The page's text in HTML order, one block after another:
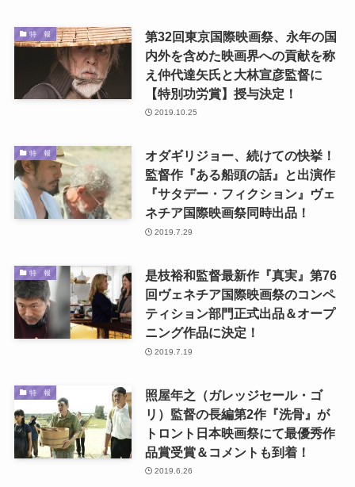
特 報
第32回東京国際映画祭、永年の国
内外を含めた映画界への貢献を称
え仲代達矢氏と大林宣彦監督に
【特別功労賞】授与決定！
2019.10.25
特 報
オダギリジョー、続けての快挙！
監督作『ある船頭の話』と出演作
『サタデー・フィクション』ヴェ
ネチア国際映画祭同時出品！
2019.7.29
特 報
是枝裕和監督最新作『真実』第76
回ヴェネチア国際映画祭のコンペ
ティション部門正式出品＆オープ
ニング作品に決定！
2019.7.19
特 報
照屋年之（ガレッジセール・ゴ
リ）監督の長編第2作『洗骨』が
トロント日本映画祭にて最優秀作
品賞受賞＆コメントも到着！
2019.6.26